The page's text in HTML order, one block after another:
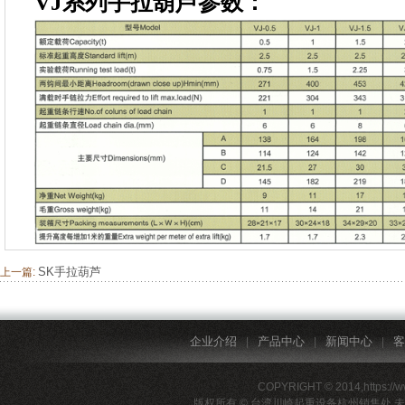
上一篇: SK手拉葫芦
企业介绍 | 产品中心 | 新闻中心 |
COPYRIGHT © 2014,https://